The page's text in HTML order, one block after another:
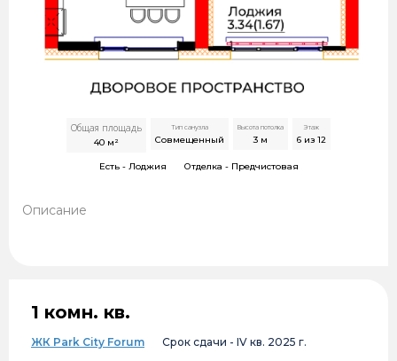
Общая площадь
40 м²
Тип санузла
Совмещенный
Высота потолка
3 м
Этаж
6 из 12
Есть - Лоджия Отделка - Предчистовая
Описание
1 комн. кв.
ЖК Park City Forum Срок сдачи - IV кв. 2025 г.